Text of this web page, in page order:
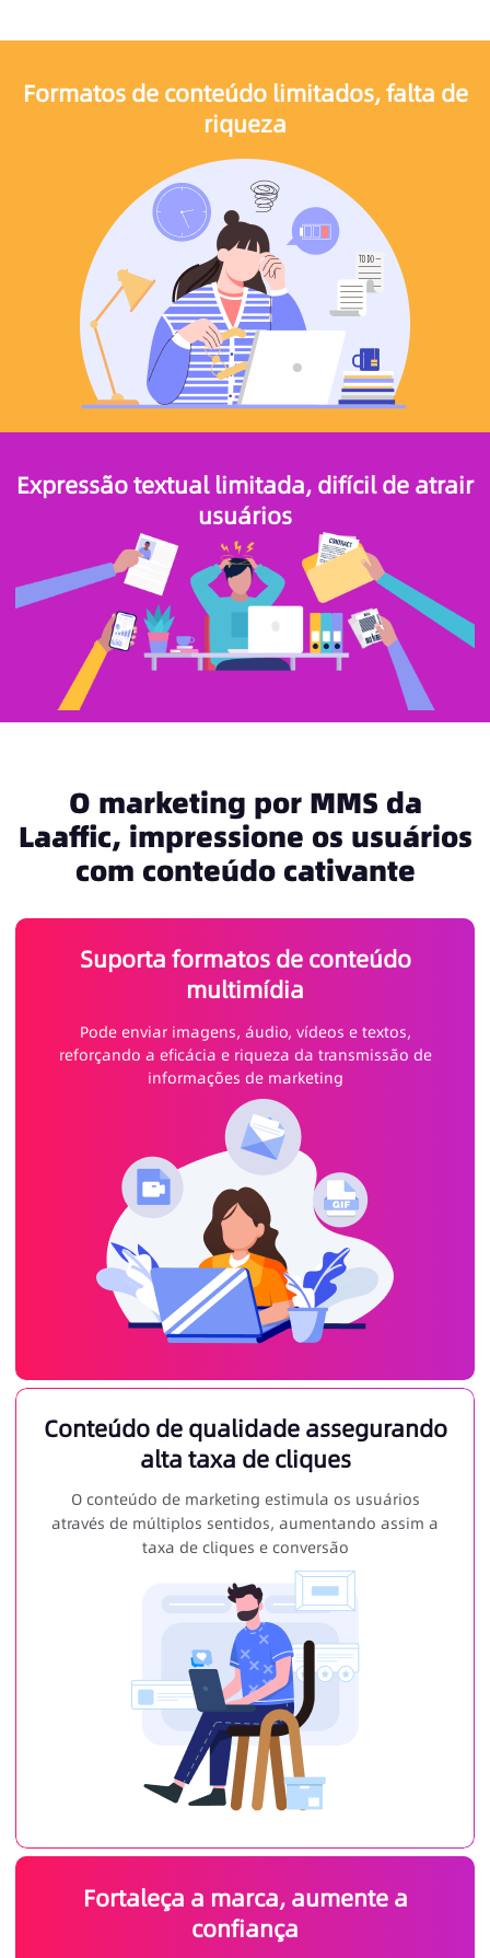
Formatos de conteúdo limitados, falta de
riqueza
Expressão textual limitada, difícil de atrair
usuários
O marketing por MMS da
Laaffic, impressione os usuários
com conteúdo cativante
Suporta formatos de conteúdo
multimídia
Pode enviar imagens, áudio, vídeos e textos,
reforçando a eficácia e riqueza da transmissão de
informações de marketing
Conteúdo de qualidade assegurando
alta taxa de cliques
O conteúdo de marketing estimula os usuários
através de múltiplos sentidos, aumentando assim a
taxa de cliques e conversão
Fortaleça a marca, aumente a
confiança